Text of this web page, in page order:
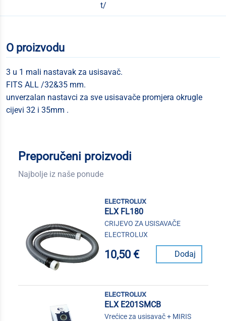
t/
O proizvodu
3 u 1 mali nastavak za usisavač.
FITS ALL /32&35 mm.
unverzalan nastavci za sve usisavače promjera okrugle
cijevi 32 i 35mm .
Preporučeni proizvodi
Najbolje iz naše ponude
electrolux
ELX FL180
CRIJEVO ZA USISAVAČE
ELECTROLUX
10,50 € Dodaj
electrolux
ELX E201SMCB
Vrećice za usisavač + MIRIS